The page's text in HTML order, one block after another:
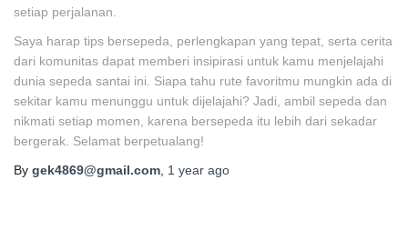
setiap perjalanan.
Saya harap tips bersepeda, perlengkapan yang tepat, serta cerita
dari komunitas dapat memberi insipirasi untuk kamu menjelajahi
dunia sepeda santai ini. Siapa tahu rute favoritmu mungkin ada di
sekitar kamu menunggu untuk dijelajahi? Jadi, ambil sepeda dan
nikmati setiap momen, karena bersepeda itu lebih dari sekadar
bergerak. Selamat berpetualang!
By gek4869@gmail.com 1 year ago